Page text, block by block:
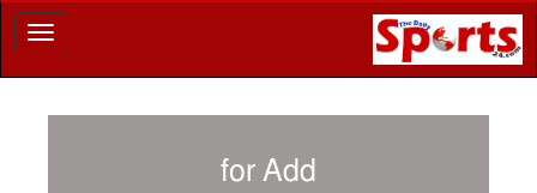
Toggle
navigation
for Add